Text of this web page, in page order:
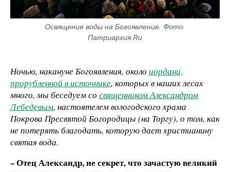
Освящение воды на Богоявление. Фото
Патриархия.Ru
Ночью, накануне Богоявления, около иордани,
прорубленной в источнике, которых в наших лесах
много, мы беседуем со священником Александром
Лебедевым, настоятелем вологодского храма
Покрова Пресвятой Богородицы (на Торгу), о том, как
не потерять благодать, которую дает христианину
святая вода.
– Отец Александр, не секрет, что зачастую великий